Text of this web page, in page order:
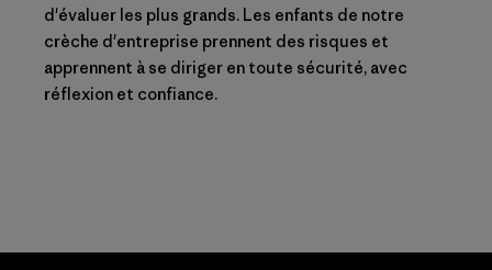
d'évaluer les plus grands. Les enfants de notre
crèche d'entreprise prennent des risques et
apprennent à se diriger en toute sécurité, avec
réflexion et confiance.